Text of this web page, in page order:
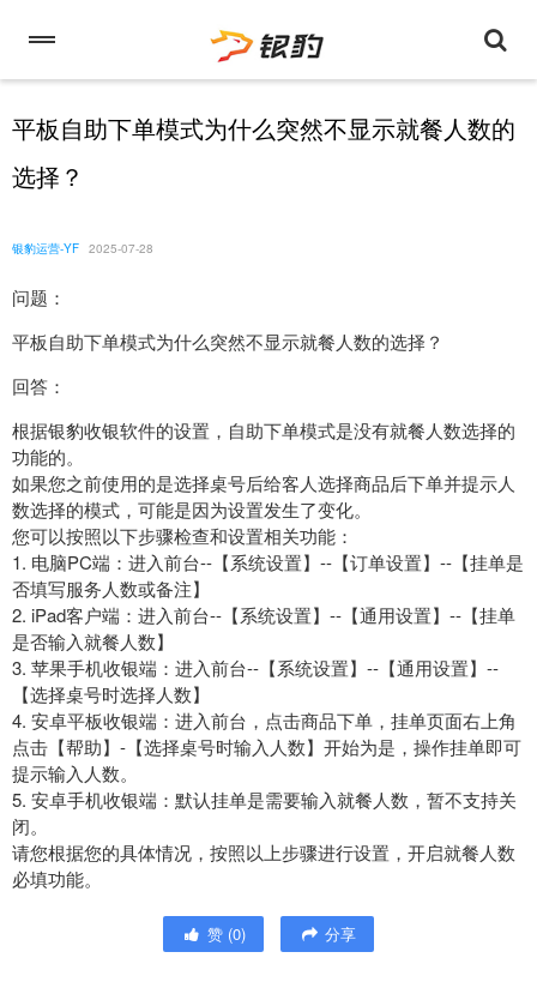
平板自助下单模式为什么突然不显示就餐人数的
选择？
银豹运营-YF 2025-07-28
问题：
平板自助下单模式为什么突然不显示就餐人数的选择？
回答：
根据银豹收银软件的设置，自助下单模式是没有就餐人数选择的
功能的。
如果您之前使用的是选择桌号后给客人选择商品后下单并提示人
数选择的模式，可能是因为设置发生了变化。
您可以按照以下步骤检查和设置相关功能：
1. 电脑PC端：进入前台--【系统设置】--【订单设置】--【挂单是
否填写服务人数或备注】
2. iPad客户端：进入前台--【系统设置】--【通用设置】--【挂单
是否输入就餐人数】
3. 苹果手机收银端：进入前台--【系统设置】--【通用设置】--
【选择桌号时选择人数】
4. 安卓平板收银端：进入前台，点击商品下单，挂单页面右上角
点击【帮助】-【选择桌号时输入人数】开始为是，操作挂单即可
提示输入人数。
5. 安卓手机收银端：默认挂单是需要输入就餐人数，暂不支持关
闭。
请您根据您的具体情况，按照以上步骤进行设置，开启就餐人数
必填功能。
赞 (0) 分享